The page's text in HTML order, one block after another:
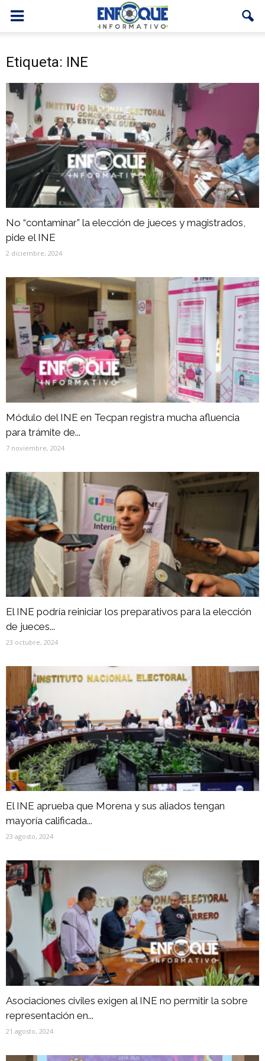
Etiqueta: INE
No “contaminar” la elección de jueces y magistrados,
pide el INE
2 diciembre, 2024
Módulo del INE en Tecpan registra mucha afluencia
para trámite de...
7 noviembre, 2024
El INE podría reiniciar los preparativos para la elección
de jueces...
23 octubre, 2024
El INE aprueba que Morena y sus aliados tengan
mayoría calificada...
23 agosto, 2024
Asociaciones civiles exigen al INE no permitir la sobre
representación en...
21 agosto, 2024